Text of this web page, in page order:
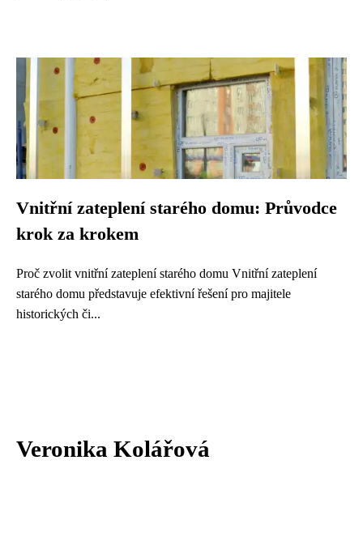
Vnitřní zateplení starého domu: Průvodce
krok za krokem
Proč zvolit vnitřní zateplení starého domu Vnitřní zateplení
starého domu představuje efektivní řešení pro majitele
historických či...
Veronika Kolářová